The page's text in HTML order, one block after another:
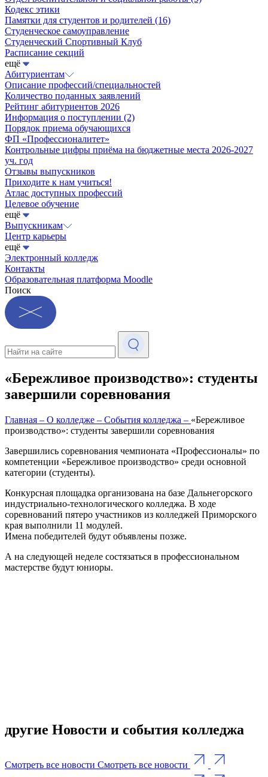
Кодекс этики
Памятки для студентов и родителей (16)
Студенческое самоуправление
Студенческий Спортивный Клуб
Расписание секций
ещё
Абитуриентам
Описание профессий/специальностей
Количество поданных заявлений
Рейтинг абитуриентов 2026
Информация о поступлении (2)
Порядок приема обучающихся
ФП «Профессионалитет»
Контрольные цифры приёма на бюджетные места 2026-2027
уч. год
Отзывы выпускников
Приходите к нам учиться!
Атлас доступных профессий
Целевое обучение
ещё
Выпускникам
Центр карьеры
ещё
Электронный колледж
Контакты
Образовательная платформа Moodle
Поиск
«Бережливое производство»: студенты
завершили соревнования
Главная – О колледже – События колледжа – «Бережливое
производство»: студенты завершили соревнования
Завершились соревнования чемпионата «Профессионалы» по
компетенции «Бережливое производство» среди основной
категории (студенты).
Конкурсная площадка организована на базе Дальнегорского
индустриально-технологического колледжа. В ходе
соревнований пятеро участников из колледжей Приморского
края выполнили 11 модулей.
Имена победителей будут объявлены позже.
А на следующей неделе состязаться в профессиональном
мастерстве будут юниоры.
другие Новости и события колледжа
Смотреть все новости Смотреть все новости